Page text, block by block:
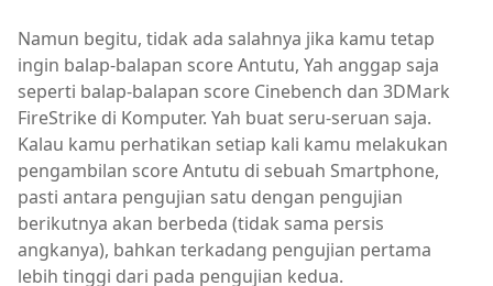
Namun begitu, tidak ada salahnya jika kamu tetap
ingin balap-balapan score Antutu, Yah anggap saja
seperti balap-balapan score Cinebench dan 3DMark
FireStrike di Komputer. Yah buat seru-seruan saja.
Kalau kamu perhatikan setiap kali kamu melakukan
pengambilan score Antutu di sebuah Smartphone,
pasti antara pengujian satu dengan pengujian
berikutnya akan berbeda (tidak sama persis
angkanya), bahkan terkadang pengujian pertama
lebih tinggi dari pada pengujian kedua.